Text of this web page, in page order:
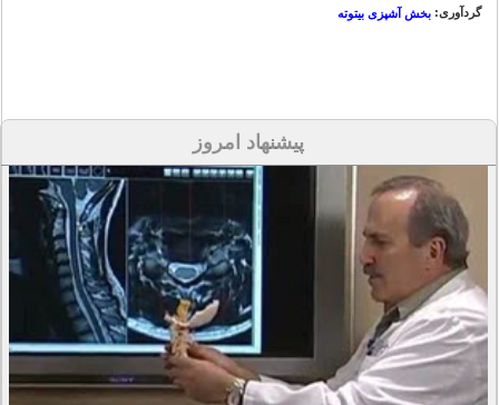
گردآوری: بخش آشپزی بیتوته
پیشنهاد امروز